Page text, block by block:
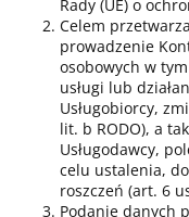
Rady (UE) o
Celem
prowadzenie
osobowych w
usługi lub
Usługobiorcy,
lit. b RODO), a
Usługodawcy,
celu ustalenia,
roszczeń (art. 6
Podanie danych